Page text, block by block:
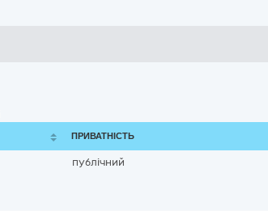
ПРИВАТНІСТЬ
публічний